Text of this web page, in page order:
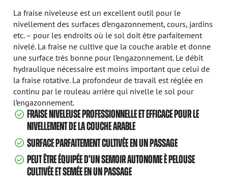
La fraise niveleuse est un excellent outil pour le
nivellement des surfaces d’engazonnement, cours, jardins
etc. – pour les endroits où le sol doit être parfaitement
nivelé. La fraise ne cultive que la couche arable et donne
une surface très bonne pour l’engazonnement. Le débit
hydraulique nécessaire est moins important que celui de
la fraise rotative. La profondeur de travail est réglée en
continu par le rouleau arrière qui nivelle le sol pour
l’engazonnement.
FRAISE NIVELEUSE PROFESSIONNELLE ET EFFICACE POUR LE
NIVELLEMENT DE LA COUCHE ARABLE
SURFACE PARFAITEMENT CULTIVÉE EN UN PASSAGE
PEUT ÊTRE ÉQUIPÉE D’UN SEMOIR AUTONOME È PELOUSE
CULTIVÉE ET SEMÉE EN UN PASSAGE